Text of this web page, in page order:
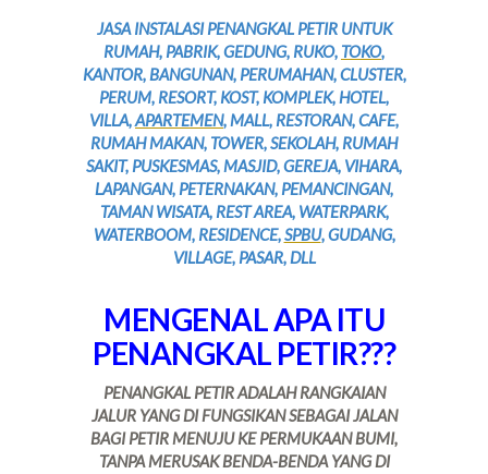
JASA INSTALASI PENANGKAL PETIR UNTUK
RUMAH, PABRIK, GEDUNG, RUKO, TOKO,
KANTOR, BANGUNAN, PERUMAHAN, CLUSTER,
PERUM, RESORT, KOST, KOMPLEK, HOTEL,
VILLA,APARTEMEN, MALL, RESTORAN, CAFE,
RUMAH MAKAN, TOWER, SEKOLAH, RUMAH
SAKIT, PUSKESMAS, MASJID, GEREJA, VIHARA,
LAPANGAN, PETERNAKAN, PEMANCINGAN,
TAMAN WISATA, REST AREA, WATERPARK,
WATERBOOM, RESIDENCE,SPBU, GUDANG,
VILLAGE, PASAR, DLL
MENGENAL APA ITU
PENANGKAL PETIR???
PENANGKAL PETIR ADALAH RANGKAIAN
JALUR YANG DI FUNGSIKAN SEBAGAI JALAN
BAGI PETIR MENUJU KE PERMUKAAN BUMI,
TANPA MERUSAK BENDA-BENDA YANG DI